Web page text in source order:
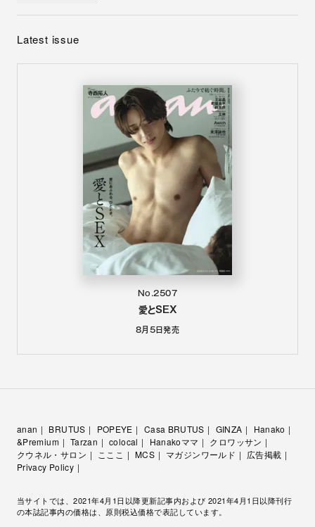
Latest issue
No.2507
愛とSEX
8月5日発売
anan BRUTUS POPEYE Casa BRUTUS GINZA
Hanako
&Premium
Tarzan colocal Hanakoママ
クロワッサン
クウネル・サロン
こここ MCS マガジンワールド
広告掲載
Privacy Policy
当サイトでは、2021年4月1日以降更新記事内および 2021年4月1日以降刊行
の本誌記事内の価格は、原則税込価格で表記しています。